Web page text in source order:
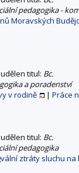
pedagogika -
Moravských
titul: Bc.
a poradenství
v rodině | Práce
titul: Bc.
pedagogika
ztráty sluchu